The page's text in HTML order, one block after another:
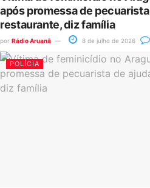
após promessa de
restaurante, diz família
por Rádio Aruanã 8 de julho de 2026
POLÍCIA